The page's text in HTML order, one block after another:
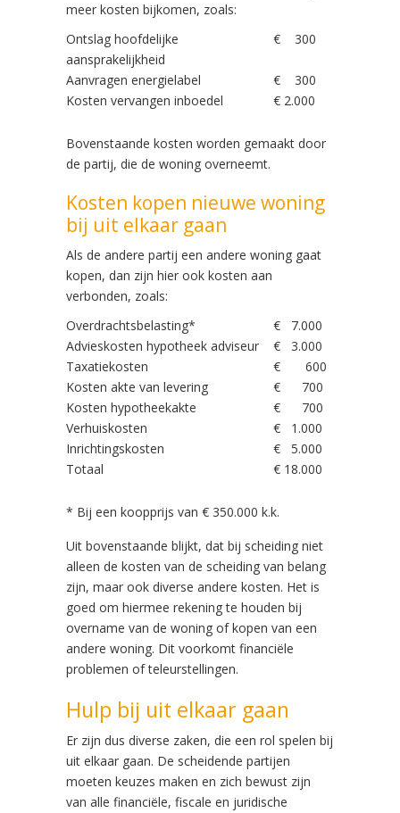
meer kosten bijkomen, zoals:
Ontslag hoofdelijke
aansprakelijkheid
€ 300
Aanvragen energielabel
€ 300
Kosten vervangen inboedel
€ 2.000
Bovenstaande kosten worden gemaakt door
de partij, die de woning overneemt.
Kosten kopen nieuwe woning
bij uit elkaar gaan
Als de andere partij een andere woning gaat
kopen, dan zijn hier ook kosten aan
verbonden, zoals:
Overdrachtsbelasting*
€ 7.000
Advieskosten hypotheek adviseur
€ 3.000
Taxatiekosten
€ 600
Kosten akte van levering
€ 700
Kosten hypotheekakte
€ 700
Verhuiskosten
€ 1.000
Inrichtingskosten
€ 5.000
Totaal
€ 18.000
* Bij een koopprijs van € 350.000 k.k.
Uit bovenstaande blijkt, dat bij scheiding niet
alleen de kosten van de scheiding van belang
zijn, maar ook diverse andere kosten. Het is
goed om hiermee rekening te houden bij
overname van de woning of kopen van een
andere woning. Dit voorkomt financiële
problemen of teleurstellingen.
Hulp bij uit elkaar gaan
Er zijn dus diverse zaken, die een rol spelen bij
uit elkaar gaan. De scheidende partijen
moeten keuzes maken en zich bewust zijn
van alle financiële, fiscale en juridische